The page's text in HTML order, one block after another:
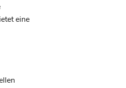
eine